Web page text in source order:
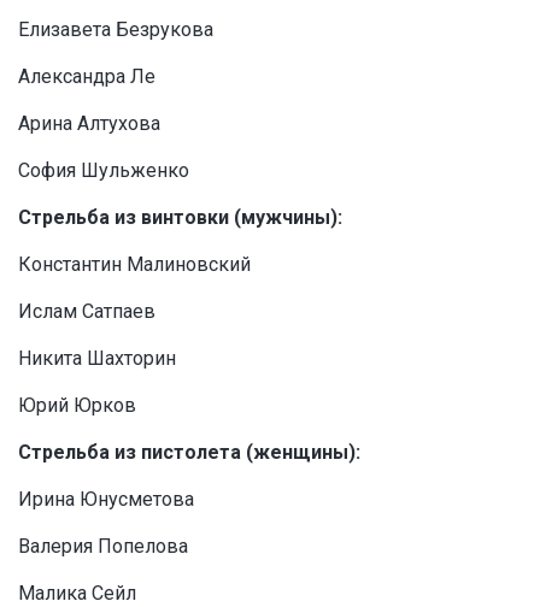
Елизавета Безрукова
Александра Ле
Арина Алтухова
София Шульженко
Стрельба из винтовки (мужчины):
Константин Малиновский
Ислам Сатпаев
Никита Шахторин
Юрий Юрков
Стрельба из пистолета (женщины):
Ирина Юнусметова
Валерия Попелова
Малика Сейл